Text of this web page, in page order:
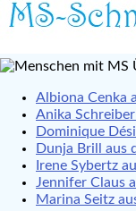
Albiona Cenka
Anika
Dominique
Dunja Brill aus
Irene Sybertz
Jennifer Claus
Marina Seitz